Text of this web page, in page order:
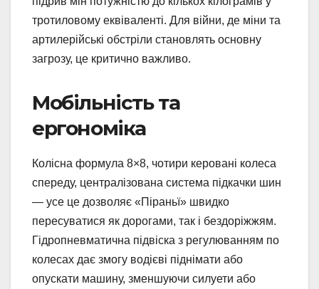
тротиловому еквіваленті. Для війни, де міни та
артилерійські обстріли становлять основну
загрозу, це критично важливо.
Мобільність та
ергономіка
Колісна формула 8×8, чотири керовані колеса
спереду, централізована система підкачки шин
— усе це дозволяє «Піраньї» швидко
пересуватися як дорогами, так і бездоріжжям.
Гідропневматична підвіска з регулюванням по
колесах дає змогу водієві піднімати або
опускати машину, зменшуючи силуети або